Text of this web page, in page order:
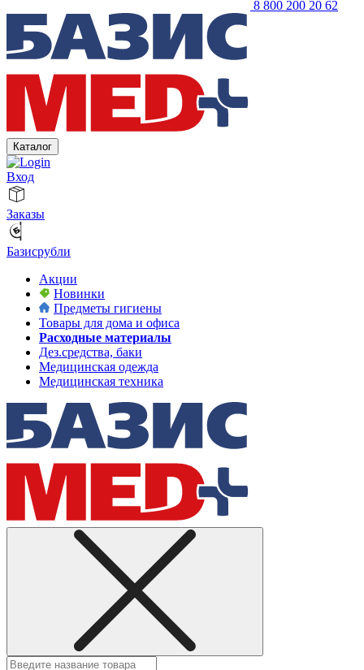
8 800 200 20 62
Каталог
Вход
Заказы
Базисрубли
Акции
Новинки
Предметы гигиены
Товары для дома и офиса
Расходные материалы
Дез.средства, баки
Медицинская одежда
Медицинская техника